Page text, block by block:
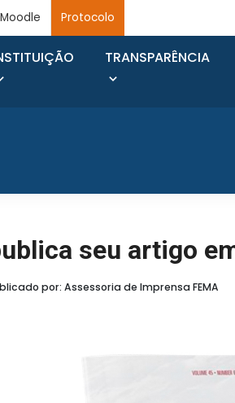
Moodle Protocolo
TRANSPARÊNCIA
seu artigo
por: Assessoria de Imprensa FEMA